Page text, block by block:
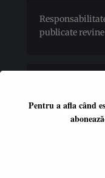
publicate
Pentru a afla când